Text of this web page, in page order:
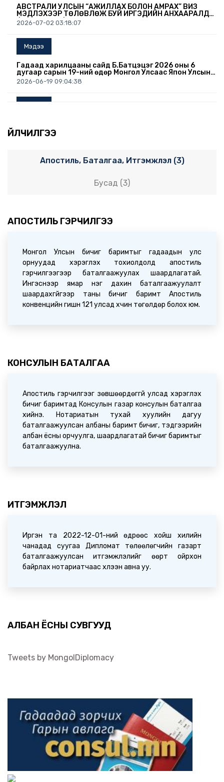
АВСТРАЛИ УЛСЫН “АЖИЛЛАХ БОЛОН АМРАХ” ВИЗ
МЭДҮҮЛЭХЭЭР ТӨЛӨВЛӨЖ БУЙ ИРГЭДИЙН АНХААРАЛД
/2026.07.02/
2026-07-02 03:18:07
Мэдээ
Гадаад харилцааны сайд Б.Батцэцэг 2026 оны 6
дугаар сарын 19-ний өдөр Монгол Улсаас Япон Улсын
Осака хотноо суух Ерөнхий консул А.Дэлгэрмаад
Консулын патентыг нь гардуулав.
2026-06-19 09:04:38
ЗӨВШӨӨРӨЛ ХҮСЭХЭЭР ТӨЛӨВЛӨЖ БУЙ ИРГЭДЭД
Мэдээ
ИРГЭДИЙН АНХААРАЛД (2026.06.10)
уулзалт Улаанбаатар хотноо зохион байгуулагдав
2026-06-03 23:59:31
Мэдээ
Цахим апостиль программын олон улсын 14 дэх
2026-05-14 02:23:16
2026-04-14 09:20:05
ҮЙЛЧИЛГЭЭ
Апостиль, Баталгаа, Итгэмжлэл (3)
Бусад (3)
АПОСТИЛЬ ГЭРЧИЛГЭЭ
Монгол Улсын бичиг баримтыг гадаадын улс
орнуудад хэрэглэх тохиолдолд апостиль
гэрчилгээгээр баталгаажуулах шаардлагатай.
Ингэснээр ямар нэг дахин баталгаажуулалт
шаардахгүйгээр таны бичиг баримт Апостиль
конвенцийн гишүүн 121 улсад хүчин төгөлдөр болох юм.
КОНСУЛЫН БАТАЛГАА
Апостиль гэрчилгээг зөвшөөрдөггүй улсад хэрэглэх
бичиг баримтад Консулын газар консулын баталгаа
хийнэ. Нотариатын тухай хуулийн дагуу
баталгаажуулсан албаны баримт бичиг, тэдгээрийн
албан ёсны орчуулга, шаардлагатай бичиг баримтыг
баталгаажуулна.
ИТГЭМЖЛЭЛ
Иргэн та 2022-12-01-ний өдрөөс хойш хилийн
чанадад суугаа Дипломат төлөөлөгчийн газарт
баталгаажуулсан итгэмжлэлийг өөрт ойрхон
байрлах нотариатчаас хүлээн авна уу.
АЛБАН ЁСНЫ СУВГУУД
Tweets by MongolDiplomacy